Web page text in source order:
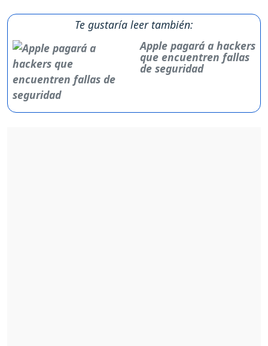
Te gustaría leer también:
Apple pagará a hackers
que encuentren fallas
de seguridad